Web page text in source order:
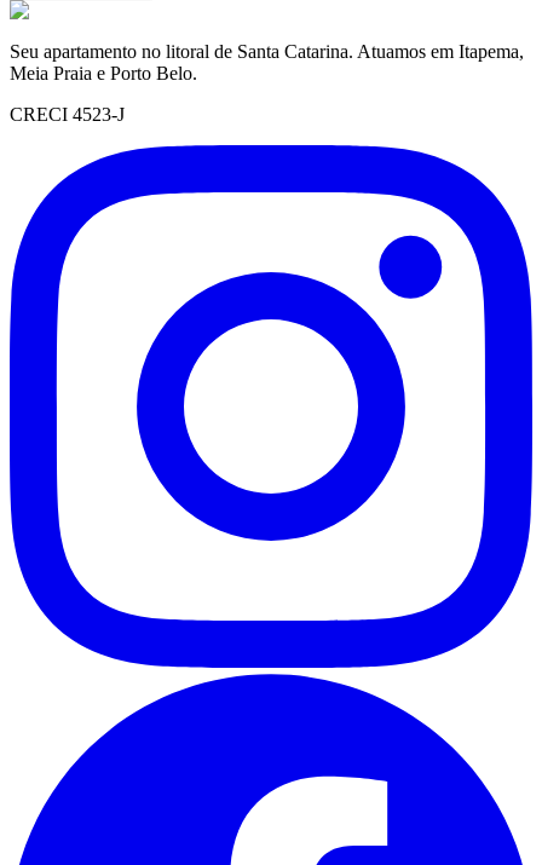
Seu apartamento no litoral de Santa Catarina. Atuamos em Itapema,
Meia Praia e Porto Belo.
CRECI 4523-J